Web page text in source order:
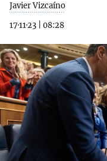
Javier Vizcaíno
17·11·23
08:28